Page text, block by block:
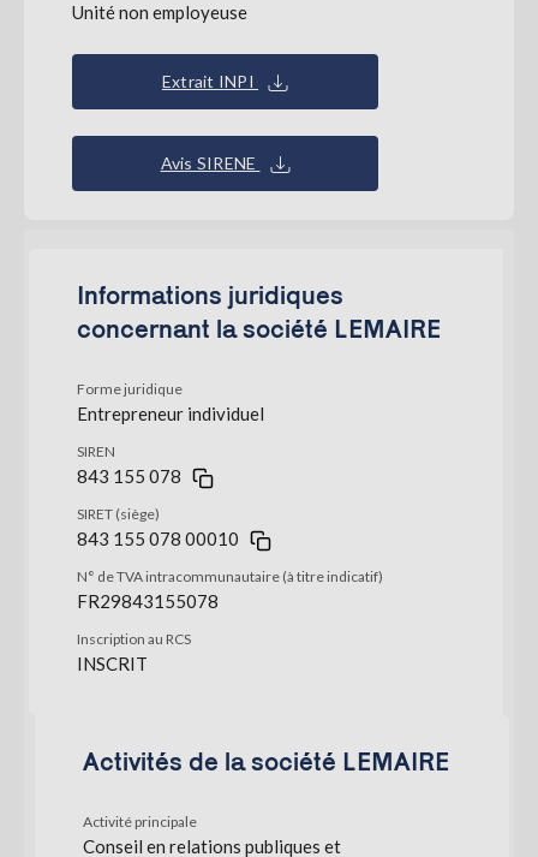
Unité non employeuse
Extrait INPI
Avis SIRENE
Informations juridiques
concernant la société LEMAIRE
Forme juridique
Entrepreneur individuel
SIREN
843 155 078
SIRET (siège)
843 155 078 00010
N° de TVA intracommunautaire (à titre indicatif)
FR29843155078
Inscription au RCS
INSCRIT
Activités de la société LEMAIRE
Activité principale
Conseil en relations publiques et